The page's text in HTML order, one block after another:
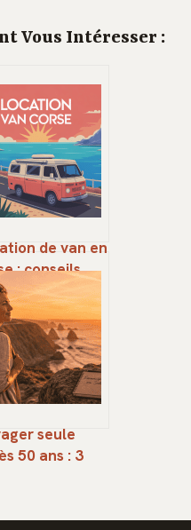
Vous Intéresser :
de van en
: conseils,
et itinéraires
seule
50 ans : 3
en liberté